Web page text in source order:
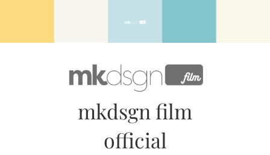
mkdsgn film
official